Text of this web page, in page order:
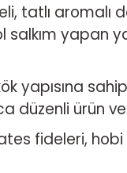
tatlı
yapan
düzenli ürün
fideleri,